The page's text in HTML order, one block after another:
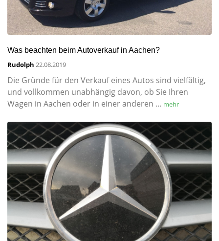
Was beachten beim Autoverkauf in Aachen?
Rudolph 22.08.2019
Die Gründe für den Verkauf eines Autos sind vielfältig,
und vollkommen unabhängig davon, ob Sie Ihren
Wagen in Aachen oder in einer anderen ... mehr